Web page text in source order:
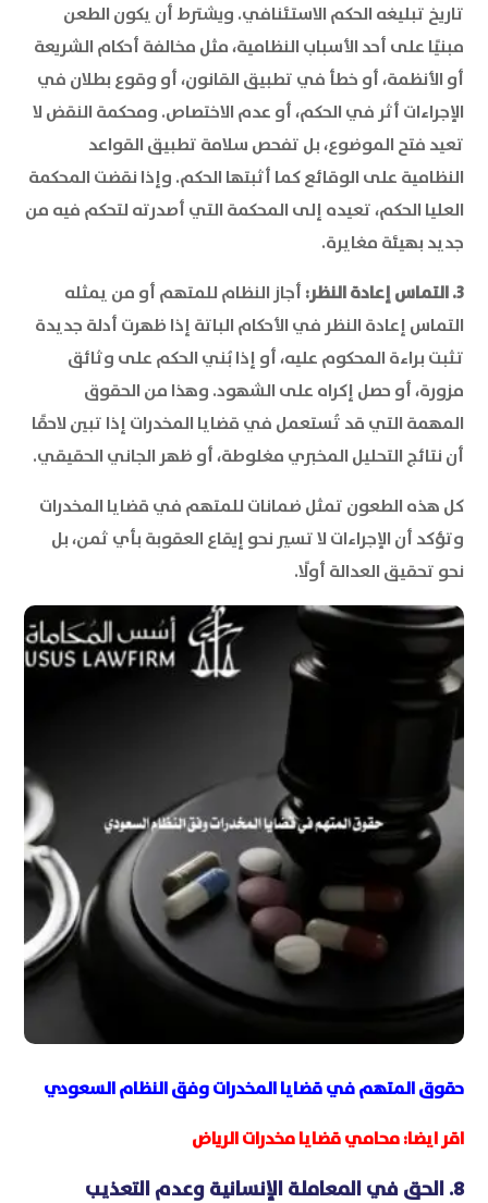
تاريخ تبليغه الحكم الاستئنافي. ويشترط أن يكون الطعن
مبنيًا على أحد الأسباب النظامية، مثل مخالفة أحكام الشريعة
أو الأنظمة، أو خطأ في تطبيق القانون، أو وقوع بطلان في
الإجراءات أثر في الحكم، أو عدم الاختصاص. ومحكمة النقض لا
تعيد فتح الموضوع، بل تفحص سلامة تطبيق القواعد
النظامية على الوقائع كما أثبتها الحكم. وإذا نقضت المحكمة
العليا الحكم، تعيده إلى المحكمة التي أصدرته لتحكم فيه من
جديد بهيئة مغايرة.
3. التماس إعادة النظر:
أجاز النظام للمتهم أو من يمثله
التماس إعادة النظر في الأحكام الباتة إذا ظهرت أدلة جديدة
تثبت براءة المحكوم عليه، أو إذا بُني الحكم على وثائق
مزورة، أو حصل إكراه على الشهود. وهذا من الحقوق
المهمة التي قد تُستعمل في قضايا المخدرات إذا تبين لاحقًا
أن نتائج التحليل المخبري مغلوطة، أو ظهر الجاني الحقيقي.
كل هذه الطعون تمثل ضمانات للمتهم في قضايا المخدرات
وتؤكد أن الإجراءات لا تسير نحو إيقاع العقوبة بأي ثمن، بل
نحو تحقيق العدالة أولًا.
حقوق المتهم في قضايا المخدرات وفق النظام السعودي
اقر ايضا:محامي قضايا مخدرات الرياض
8. الحق في المعاملة الإنسانية وعدم التعذيب